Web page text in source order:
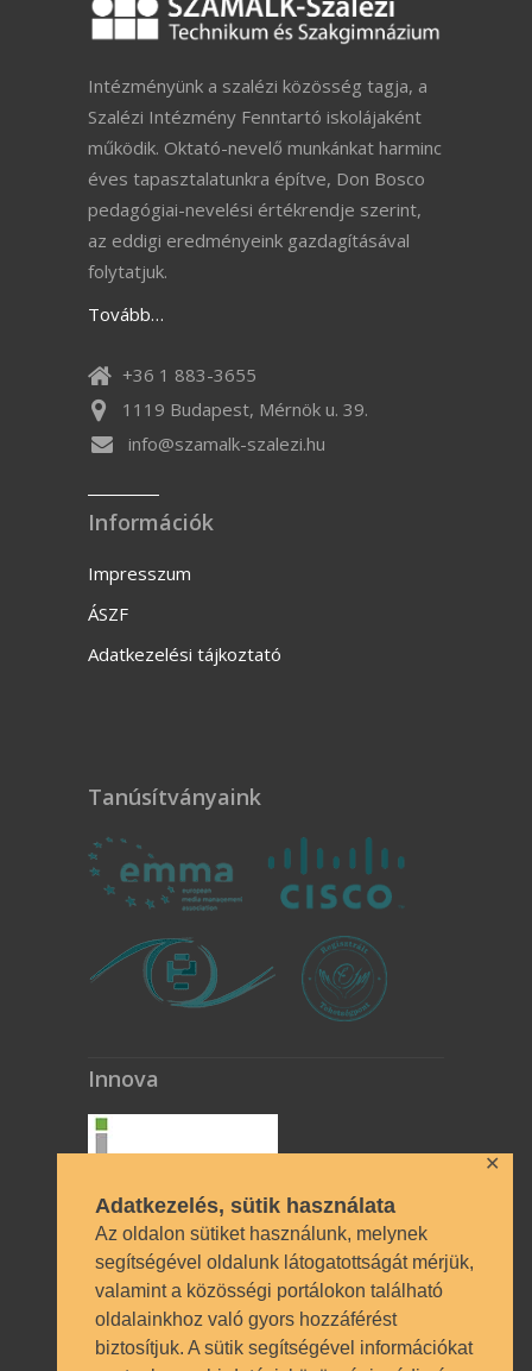
Adatkezelés, sütik használata
Az oldalon sütiket használunk, melynek
segítségével oldalunk látogatottságát mérjük,
valamint a közösségi portálokon található
oldalainkhoz való gyors hozzáférést
biztosítjuk. A sütik segítségével információkat
✕
Intézményünk a szalézi közösség tagja, a
Szalézi Intézmény Fenntartó iskolájaként
működik. Oktató-nevelő munkánkat harminc
éves tapasztalatunkra építve, Don Bosco
pedagógiai-nevelési értékrendje szerint,
az eddigi eredményeink gazdagításával
folytatjuk.
Tovább…
+36 1 883-3655
1119 Budapest, Mérnök u. 39.
info@szamalk-szalezi.hu
Információk
Impresszum
ÁSZF
Adatkezelési tájkoztató
Tanúsítványaink
Innova
Technikai azonosítók
OM azonosító 035490 | Működési